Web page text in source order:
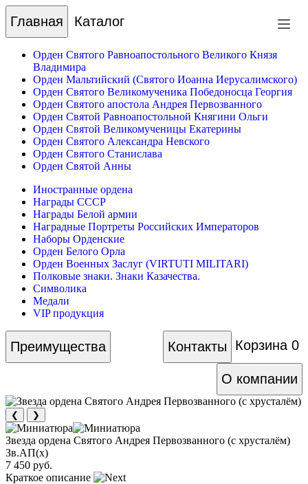
Главная Каталог
Орден Святого Равноапостольного Великого Князя
Владимира
Орден Мальтийский (Святого Иоанна Иерусалимского)
Орден Святого Великомученика Победоносца Георгия
Орден Святого апостола Андрея Первозванного
Орден Святой Равноапостольной Княгини Ольги
Орден Святой Великомученицы Екатерины
Орден Святого Александра Невского
Орден Святого Станислава
Орден Святой Анны
Иностранные ордена
Награды СССР
Награды Белой армии
Наградные Портреты Российских Императоров
Наборы Орденские
Орден Белого Орла
Орден Военных Заслуг (VIRTUTI MILITARI)
Полковые знаки. Знаки Казачества.
Символика
Медали
VIP продукция
Преимущества Корзина 0
Контакты
О компании
❮ ❯
Звезда ордена Святого Андрея Первозванного (с хрусталём)
Зв.АП(х)
7 450 руб.
Краткое описание